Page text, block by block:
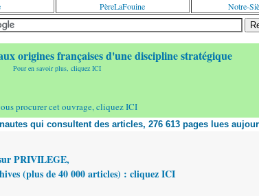
PèreLaFouine Notre-
origines françaises d'une discipline stratégique
Pour en savoir plus, cliquez ICI
procurer cet ouvrage, cliquez ICI
qui consultent des articles, 276 613 pages lues
PRIVILEGE,
(plus de 40 000 articles) : cliquez ICI